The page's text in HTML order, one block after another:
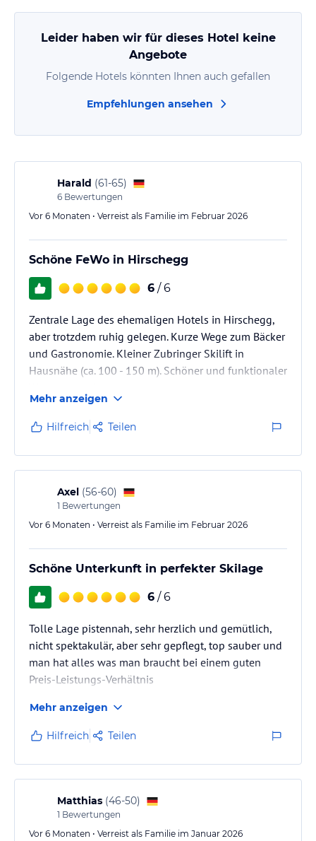
Leider haben wir für dieses Hotel keine
Angebote
Folgende Hotels könnten Ihnen auch gefallen
Empfehlungen ansehen
Harald (61-65)
6 Bewertungen
Vor 6 Monaten • Verreist als Familie im Februar 2026
Schöne FeWo in Hirschegg
6 / 6
Zentrale Lage des ehemaligen Hotels in Hirschegg,
aber trotzdem ruhig gelegen. Kurze Wege zum Bäcker
und Gastronomie. Kleiner Zubringer Skilift in
Hausnähe (ca. 100 - 150 m). Schöner und funktionaler
Mehr anzeigen
Hilfreich Teilen
Axel (56-60)
1 Bewertungen
Vor 6 Monaten • Verreist als Familie im Februar 2026
Schöne Unterkunft in perfekter Skilage
6 / 6
Tolle Lage pistennah, sehr herzlich und gemütlich,
nicht spektakulär, aber sehr gepflegt, top sauber und
man hat alles was man braucht bei einem guten
Preis-Leistungs-Verhältnis
Mehr anzeigen
Hilfreich Teilen
Matthias (46-50)
1 Bewertungen
Vor 6 Monaten • Verreist als Familie im Januar 2026